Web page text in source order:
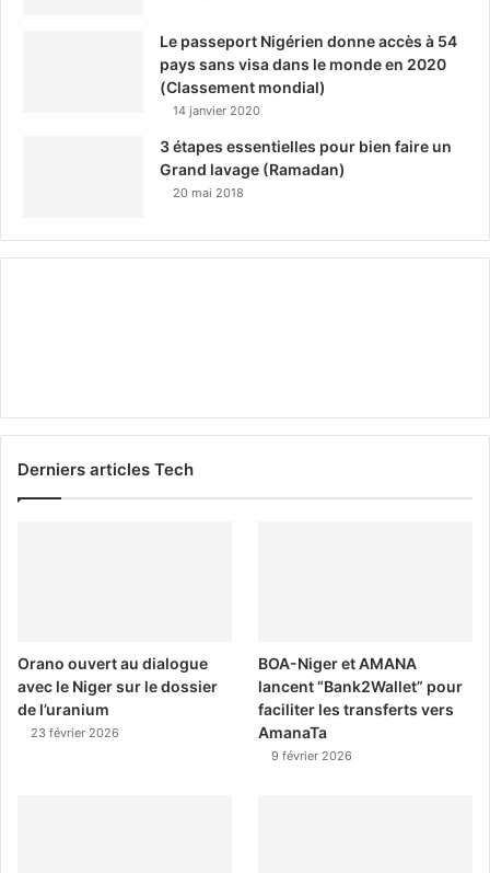
Le passeport Nigérien donne accès à 54
pays sans visa dans le monde en 2020
(Classement mondial)
14 janvier 2020
3 étapes essentielles pour bien faire un
Grand lavage (Ramadan)
20 mai 2018
Derniers articles Tech
Orano ouvert au dialogue
avec le Niger sur le dossier
de l’uranium
23 février 2026
BOA-Niger et AMANA
lancent “Bank2Wallet” pour
faciliter les transferts vers
AmanaTa
9 février 2026